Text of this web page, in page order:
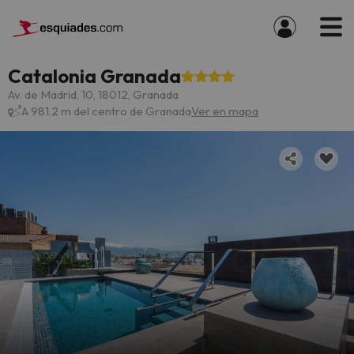
Catalonia Granada
Av. de Madrid, 10, 18012, Granada
A 981.2 m del centro de GranadaVer en mapa